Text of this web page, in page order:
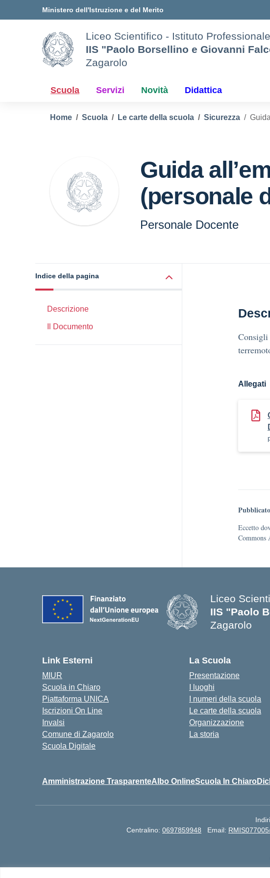
Ministero dell'Istruzione e del Merito
Liceo Scientifico - Istituto
IIS "Paolo Borsellino e Giovanni
Zagarolo
Scuola Servizi Novità Didattica
Home Scuola Le carte della scuola Sicurezza
Guida
(personale
Personale Docente
Indice della pagina
Descrizione
Il Documento
Consigli
Allegati
Eccetto
Commons
Liceo
IIS "Paolo
Zagarolo
Link Esterni
MIUR
Scuola in Chiaro
Piattaforma UNICA
Iscrizioni On Line
Invalsi
Comune di Zagarolo
Scuola Digitale
La Scuola
Presentazione
I luoghi
I numeri della scuola
Le carte della scuola
Organizzazione
La storia
Amministrazione TrasparenteAlbo OnlineScuola In Chiaro
Centralino: 0697859948 Email: